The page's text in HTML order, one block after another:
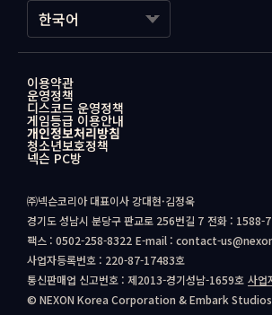
한국어
日本語
이용약관
운영정책
디스코드 운영정책
게임등급 이용안내
개인정보처리방침
청소년보호정책
넥슨 PC방
㈜넥슨코리아 대표이사 강대현·김정욱
경기도 성남시 분당구 판교로 256번길 7 전화 : 1588-
팩스 : 0502-258-8322 E-mail : contact-
사업자등록번호 : 220-87-17483호
통신판매업 신고번호 : 제2013-경기성남-1659호 사업
© NEXON Korea Corporation & Embark Studios